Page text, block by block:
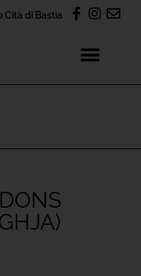
Cità di Bastia